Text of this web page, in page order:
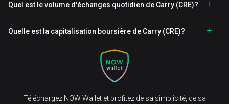
Quel est le volume d'échanges quotidien de Carry (CRE)?
Quelle est la capitalisation boursière de Carry (CRE)?
Téléchargez NOW Wallet et profitez de sa simplicité, de sa